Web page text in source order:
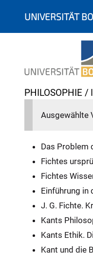
UNIVERSITÄT
Y
a
PHILOSOPHIE
Ausgewählte
Das Problem
Fichtes
Fichtes
Einführung in
J. G. Fichte.
Kants
Kants Ethik.
Kant und die